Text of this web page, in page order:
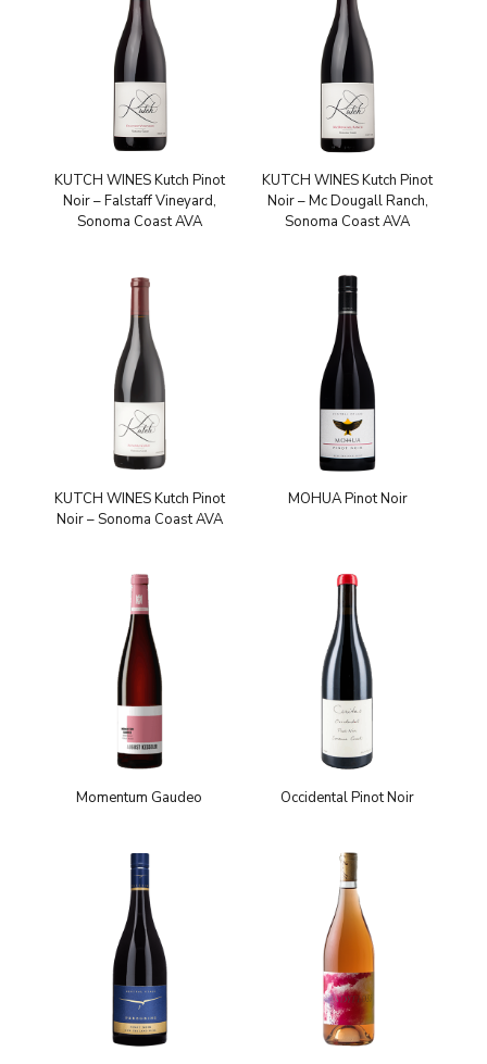
KUTCH WINES Kutch Pinot
Noir – Falstaff Vineyard,
Sonoma Coast AVA
KUTCH WINES Kutch Pinot
Noir – Mc Dougall Ranch,
Sonoma Coast AVA
KUTCH WINES Kutch Pinot
Noir – Sonoma Coast AVA
MOHUA Pinot Noir
Momentum Gaudeo Occidental Pinot Noir